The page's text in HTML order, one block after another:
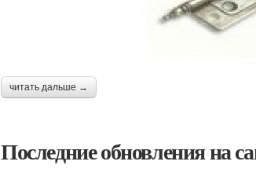
читать дальше →
Последние обновления на